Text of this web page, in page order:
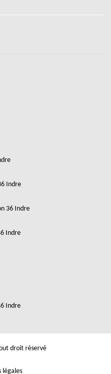
Indre
36 Indre
Indre
Indre
droit réservé
légales